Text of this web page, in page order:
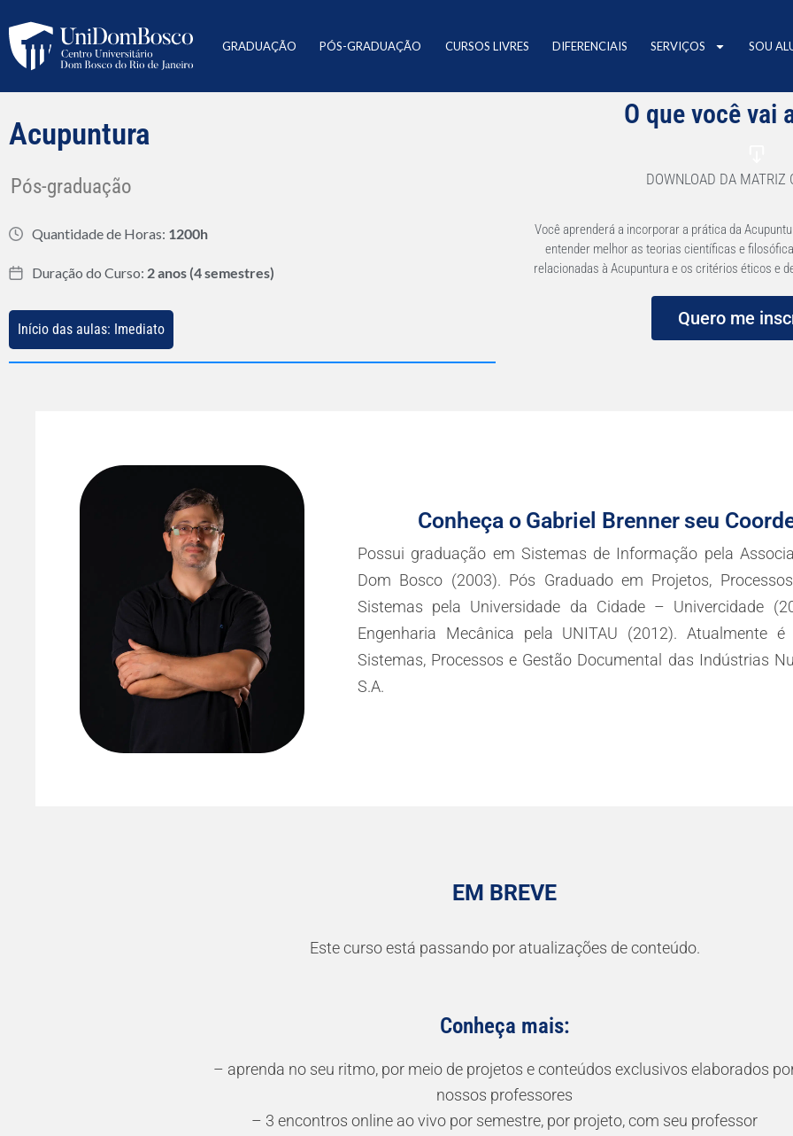
GRADUAÇÃO PÓS-GRADUAÇÃO CURSOS LIVRES DIFERENCIAIS SERVIÇOS SOU
Acupuntura
Pós-graduação
Quantidade de Horas: 1200h
Duração do Curso: 2 anos (4 semestres)
Início das aulas: Imediato
O que você vai
DOWNLOAD DA MATRIZ
Você aprenderá a incorporar a prática da
entender melhor as teorias científicas e
relacionadas à Acupuntura e os critérios éticos e
Quero me
Conheça o Gabriel Brenner seu
Possui graduação em Sistemas de Informação pela
Dom Bosco (2003). Pós Graduado em Projetos,
Sistemas pela Universidade da Cidade – Univercidade
Engenharia Mecânica pela UNITAU (2012). Atualmente é
Sistemas, Processos e Gestão Documental das Indústrias
S.A.
EM BREVE
Este curso está passando por atualizações de conteúdo.
Conheça mais:
– aprenda no seu ritmo, por meio de projetos e conteúdos exclusivos elaborados
nossos professores
– 3 encontros online ao vivo por semestre, por projeto, com seu professor